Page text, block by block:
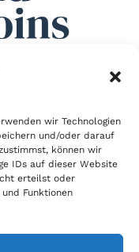
wir Technologien
und/oder darauf
können wir
IDs auf dieser Website
erteilst oder
Funktionen
und
wir sind wie
im Händlerbund